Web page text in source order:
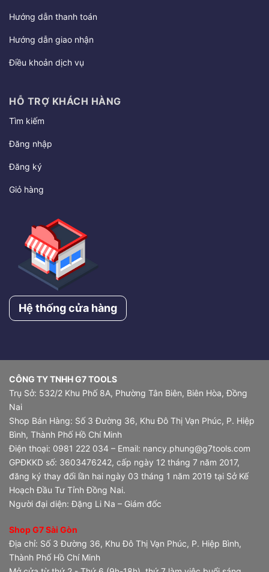
Hướng dẫn thanh toán
Hướng dẫn giao nhận
Điều khoản dịch vụ
HỖ TRỢ KHÁCH HÀNG
Tìm kiếm
Đăng nhập
Đăng ký
Giỏ hàng
Hệ thống cửa hàng
CÔNG TY TNHH G7 TOOLS
Trụ Sở: 532/2 Khu Phố 8A, Phường Tân Biên, Biên Hòa, Đồng
Nai
Shop Bán Hàng: Số 3 Đường 36, Khu Đô Thị Vạn Phúc, P. Hiệp
Bình, Thành Phố Hồ Chí Minh
Điện thoại: 0981 222 034 – Email: nancy.phung@g7tools.com
GPĐKKD số: 3603476242, cấp ngày 12 tháng 7 năm 2017,
đăng ký thay đổi lần hai ngày 03 tháng 1 năm 2019 tại Sở Kế
Hoạch Đầu Tư Tỉnh Đồng Nai.
Người đại diện: Đặng Li Na – Giám đốc
Shop G7 Sài Gòn
Địa chỉ: Số 3 Đường 36, Khu Đô Thị Vạn Phúc, P. Hiệp Bình,
Thành Phố Hồ Chí Minh